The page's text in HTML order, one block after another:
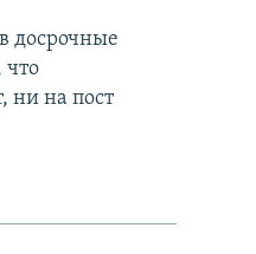
досрочные
что
ни на пост